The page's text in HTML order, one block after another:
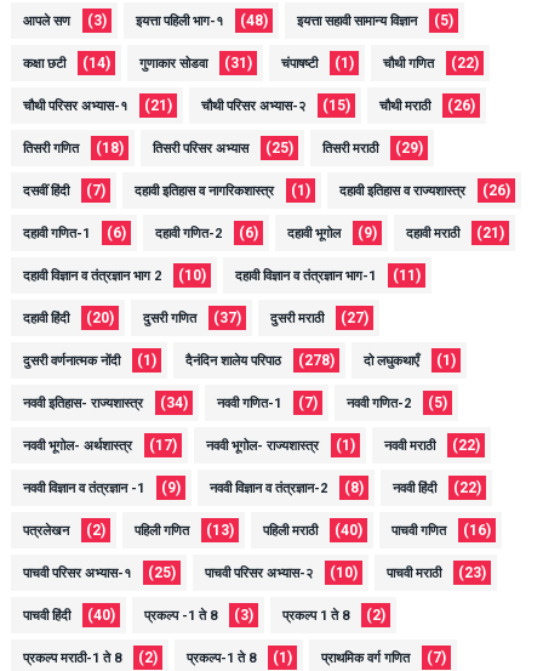
आपले सण (3) इयत्ता पहिली भाग-१ (48) इयत्ता सहावी सामान्य विज्ञान (5)
कक्षा छटी (14) गुणाकार सोडवा (31) चंपाषष्टी (1) चौथी गणित (22)
चौथी परिसर अभ्यास-१ (21) चौथी परिसर अभ्यास-२ (15) चौथी मराठी (26)
तिसरी गणित (18) तिसरी परिसर अभ्यास (25) तिसरी मराठी (29)
दसवीं हिंदी (7) दहावी इतिहास व नागरिकशास्त्र (1) दहावी इतिहास व राज्यशास्त्र (26)
दहावी गणित-1 (6) दहावी गणित-2 (6) दहावी भूगोल (9) दहावी मराठी (21)
दहावी विज्ञान व तंत्रज्ञान भाग 2 (10) दहावी विज्ञान व तंत्रज्ञान भाग-1 (11)
दहावी हिंदी (20) दुसरी गणित (37) दुसरी मराठी (27)
दुसरी वर्णनात्मक नोंदी (1) दैनंदिन शालेय परिपाठ (278) दो लघुकथाएँ (1)
नववी इतिहास- राज्यशास्त्र (34) नववी गणित-1 (7) नववी गणित-2 (5)
नववी भूगोल- अर्थशास्त्र (17) नववी भूगोल- राज्यशास्त्र (1) नववी मराठी (22)
नववी विज्ञान व तंत्रज्ञान -1 (9) नववी विज्ञान व तंत्रज्ञान-2 (8) नववी हिंदी (22)
पत्रलेखन (2) पहिली गणित (13) पहिली मराठी (40) पाचवी गणित (16)
पाचवी परिसर अभ्यास-१ (25) पाचवी परिसर अभ्यास-२ (10) पाचवी मराठी (23)
पाचवी हिंदी (40) प्रकल्प -1 ते 8 (3) प्रकल्प 1 ते 8 (2)
प्रकल्प मराठी-1 ते 8 (2) प्रकल्प-1 ते 8 (1) प्राथमिक वर्ग गणित (7)